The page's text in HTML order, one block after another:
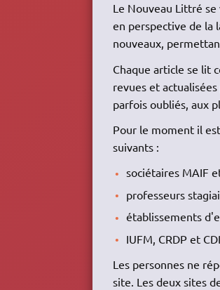
Le Nouveau Littré
en perspective de la
nouveaux,
Chaque article se lit
revues et
parfois oubliés, aux
Pour le moment il
suivants :
sociétaires MAIF
professeurs
établissements
IUFM, CRDP et
Les personnes ne
site. Les deux sites